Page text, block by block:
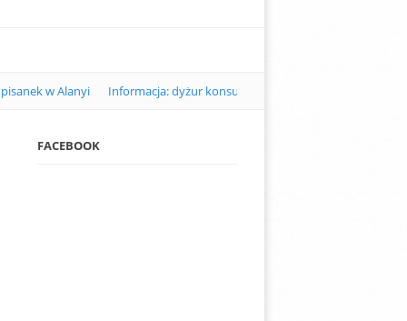
w Alanyi Informacja: dyżur konsularny w Alanyi w kwietniu 2026
FACEBOOK